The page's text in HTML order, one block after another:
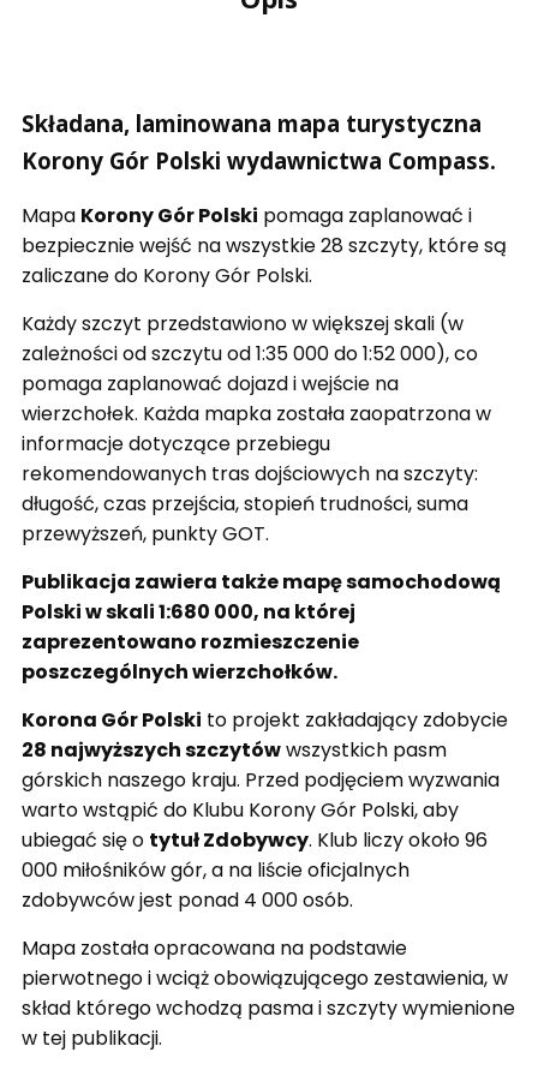
Składana, laminowana mapa turystyczna
Korony Gór Polski wydawnictwa Compass.
Mapa Korony Gór Polski pomaga zaplanować i
bezpiecznie wejść na wszystkie 28 szczyty, które są
zaliczane do Korony Gór Polski.
Każdy szczyt przedstawiono w większej skali (w
zależności od szczytu od 1:35 000 do 1:52 000), co
pomaga zaplanować dojazd i wejście na
wierzchołek. Każda mapka została zaopatrzona w
informacje dotyczące przebiegu
rekomendowanych tras dojściowych na szczyty:
długość, czas przejścia, stopień trudności, suma
przewyższeń, punkty GOT.
Publikacja zawiera także mapę samochodową
Polski w skali 1:680 000, na której
zaprezentowano rozmieszczenie
poszczególnych wierzchołków.
Korona Gór Polski to projekt zakładający zdobycie
28 najwyższych szczytówwszystkich pasm
górskich naszego kraju. Przed podjęciem wyzwania
warto wstąpić do Klubu Korony Gór Polski, aby
ubiegać się o tytuł Zdobywcy. Klub liczy około 96
000 miłośników gór, a na liście oficjalnych
zdobywców jest ponad 4 000 osób.
Mapa została opracowana na podstawie
pierwotnego i wciąż obowiązującego zestawienia, w
skład którego wchodzą pasma i szczyty wymienione
w tej publikacji.